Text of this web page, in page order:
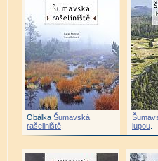
Obálka Šumavská
rašeliniště
lupou